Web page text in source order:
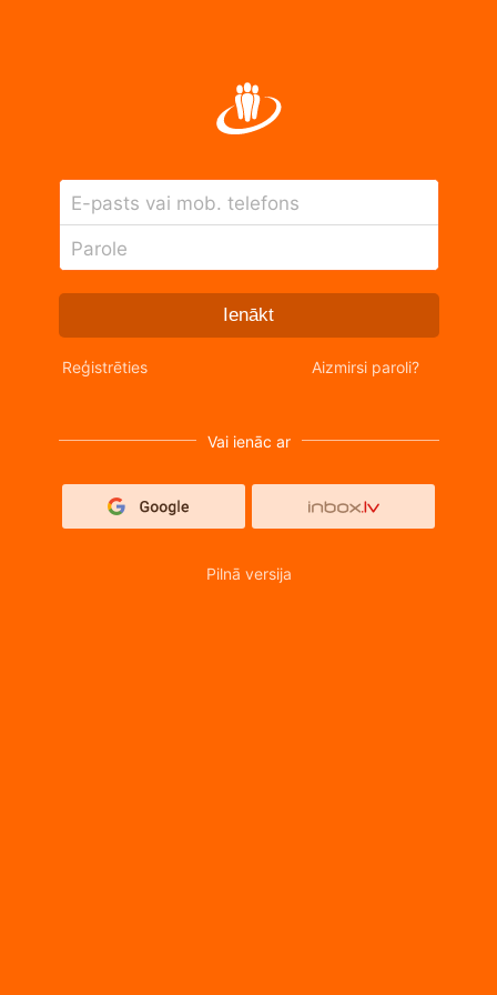
E-pasts vai mob. telefons
Parole
Ienākt
Reģistrēties Aizmirsi paroli?
Vai ienāc ar
Pilnā versija